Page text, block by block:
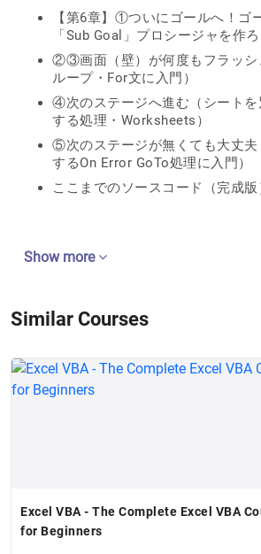
【第6章】①ついにゴールへ！ゴ
「Sub Goal」プロシージャを作ろ
②③画面（壁）が何度もフラッシ
ループ・For文に入門）
④次のステージへ進む（シートを
する処理・Worksheets）
⑤次のステージが無くても大丈夫
するOn Error GoTo処理に入門）
ここまでのソースコード（完成版
Show more
Similar Courses
Excel VBA - The Complete Excel VBA
for Beginners